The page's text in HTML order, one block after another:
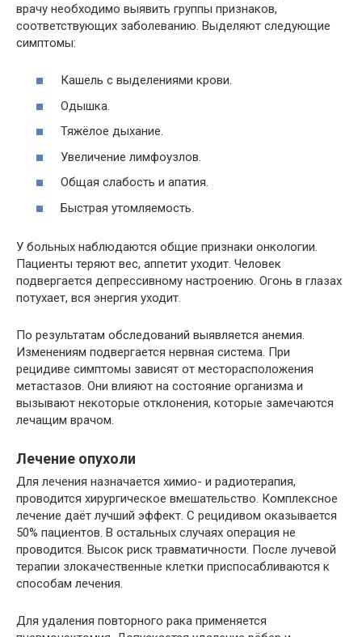
врачу необходимо выявить группы признаков,
соответствующих заболеванию. Выделяют следующие
симптомы:
Кашель с выделениями крови.
Одышка.
Тяжёлое дыхание.
Увеличение лимфоузлов.
Общая слабость и апатия.
Быстрая утомляемость.
У больных наблюдаются общие признаки онкологии.
Пациенты теряют вес, аппетит уходит. Человек
подвергается депрессивному настроению. Огонь в глазах
потухает, вся энергия уходит.
По результатам обследований выявляется анемия.
Изменениям подвергается нервная система. При
рецидиве симптомы зависят от месторасположения
метастазов. Они влияют на состояние организма и
вызывают некоторые отклонения, которые замечаются
лечащим врачом.
Лечение опухоли
Для лечения назначается химио- и радиотерапия,
проводится хирургическое вмешательство. Комплексное
лечение даёт лучший эффект. С рецидивом оказывается
50% пациентов. В остальных случаях операция не
проводится. Высок риск травматичности. После лучевой
терапии злокачественные клетки приспосабливаются к
способам лечения.
Для удаления повторного рака применяется